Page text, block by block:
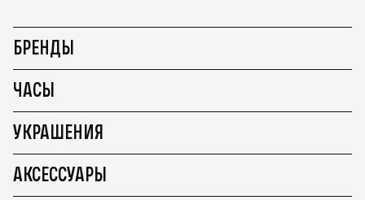
БРЕНДЫ
ЧАСЫ
УКРАШЕНИЯ
АКСЕССУАРЫ